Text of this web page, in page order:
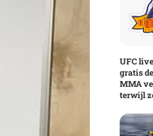
UFC
gratis
MMA
terwijl